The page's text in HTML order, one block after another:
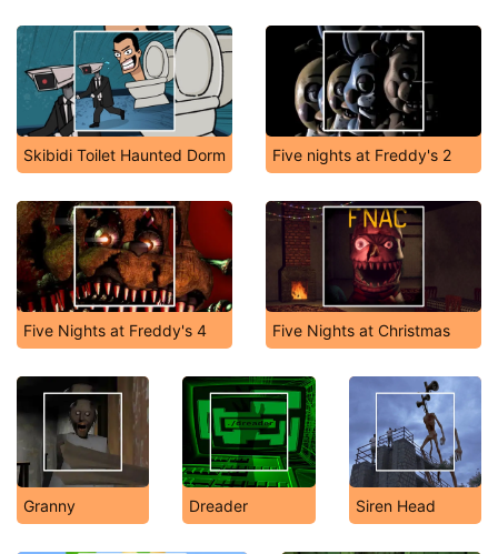
Skibidi Toilet Haunted Dorm Five nights at Freddy's 2
Five Nights at Freddy's 4 Five Nights at Christmas
Granny Dreader Siren Head